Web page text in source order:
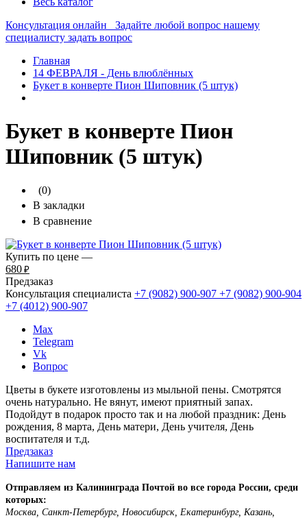
Консультация онлайн
Задайте любой вопрос нашему
специалисту задать вопрос
Главная
14 ФЕВРАЛЯ - День влюблённых
Букет в конверте Пион Шиповник (5 штук)
Букет в конверте Пион
Шиповник (5 штук)
(0)
В закладки
В сравнение
Купить по цене —
680 ₽
Предзаказ
Консультация специалиста +7 (9082) 900-907 +7 (9082) 900-904
+7 (4012) 900-907
Max
Telegram
Vk
Вопрос
Цветы в букете изготовлены из мыльной пены. Смотрятся
очень натурально. Не вянут, имеют приятный запах.
Подойдут в подарок просто так и на любой праздник: День
рождения, 8 марта, День матери, День учителя, День
воспитателя и т.д.
Предзаказ
Напишите нам
Отправляем из Калининграда Почтой во все города России, среди
которых:
Москва, Санкт-Петербург, Новосибирск, Екатеринбург, Казань,